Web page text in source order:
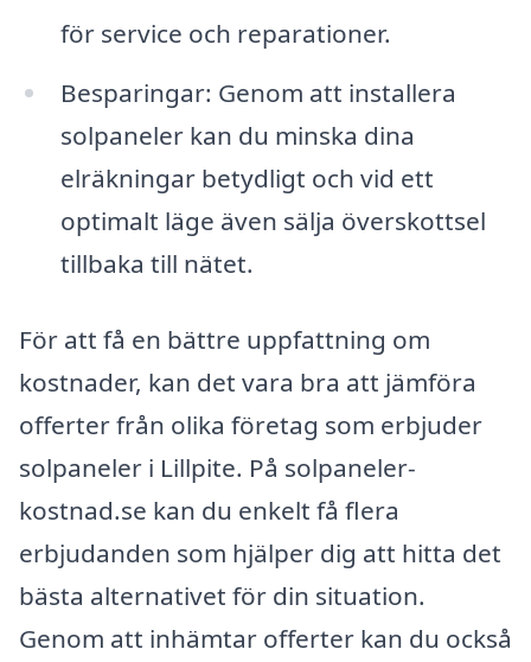
för service och reparationer.
Besparingar: Genom att installera
solpaneler kan du minska dina
elräkningar betydligt och vid ett
optimalt läge även sälja överskottsel
tillbaka till nätet.
För att få en bättre uppfattning om
kostnader, kan det vara bra att jämföra
offerter från olika företag som erbjuder
solpaneler i Lillpite. På solpaneler-
kostnad.se kan du enkelt få flera
erbjudanden som hjälper dig att hitta det
bästa alternativet för din situation.
Genom att inhämtar offerter kan du också